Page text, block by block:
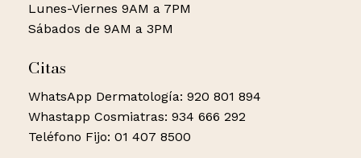
Lunes-Viernes 9AM a 7PM
Sábados de 9AM a 3PM
Citas
WhatsApp Dermatología: 920 801 894
Whastapp Cosmiatras: 934 666 292
Teléfono Fijo: 01 407 8500